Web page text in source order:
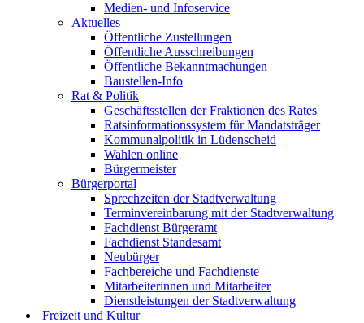
Medien- und Infoservice
Aktuelles
Öffentliche Zustellungen
Öffentliche Ausschreibungen
Öffentliche Bekanntmachungen
Baustellen-Info
Rat & Politik
Geschäftsstellen der Fraktionen des Rates
Ratsinformationssystem für Mandatsträger
Kommunalpolitik in Lüdenscheid
Wahlen online
Bürgermeister
Bürgerportal
Sprechzeiten der Stadtverwaltung
Terminvereinbarung mit der Stadtverwaltung
Fachdienst Bürgeramt
Fachdienst Standesamt
Neubürger
Fachbereiche und Fachdienste
Mitarbeiterinnen und Mitarbeiter
Dienstleistungen der Stadtverwaltung
Freizeit und Kultur